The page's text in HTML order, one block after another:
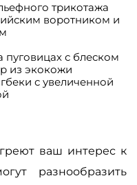
трикотажа
воротником и
пуговицах с блеском
из экокожи
с увеличенной
ваш интерес к
разнообразить